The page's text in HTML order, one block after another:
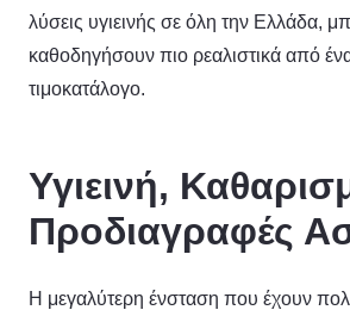
λύσεις υγιεινής σε όλη την Ελλάδα,
καθοδηγήσουν πιο ρεαλιστικά από
τιμοκατάλογο.
Υγιεινή,
Προδιαγραφές
Η μεγαλύτερη ένσταση που έχουν